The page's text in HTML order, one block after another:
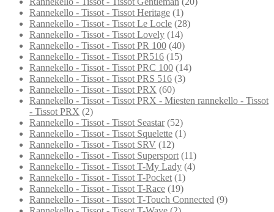
Rannekello - Tissot - Tissot Heritage (1)
Rannekello - Tissot - Tissot Le Locle (28)
Rannekello - Tissot - Tissot Lovely (14)
Rannekello - Tissot - Tissot PR 100 (40)
Rannekello - Tissot - Tissot PR516 (15)
Rannekello - Tissot - Tissot PRC 100 (14)
Rannekello - Tissot - Tissot PRS 516 (3)
Rannekello - Tissot - Tissot PRX (60)
Rannekello - Tissot - Tissot PRX - Miesten rannekello - Tissot
- Tissot PRX (2)
Rannekello - Tissot - Tissot Seastar (52)
Rannekello - Tissot - Tissot Squelette (1)
Rannekello - Tissot - Tissot SRV (12)
Rannekello - Tissot - Tissot Supersport (11)
Rannekello - Tissot - Tissot T-My Lady (4)
Rannekello - Tissot - Tissot T-Pocket (1)
Rannekello - Tissot - Tissot T-Race (19)
Rannekello - Tissot - Tissot T-Touch Connected (9)